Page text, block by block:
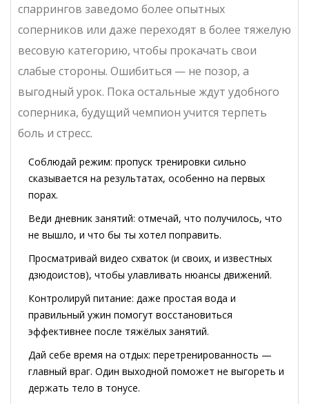
спаррингов заведомо более опытных
соперников или даже переходят в более тяжелую
весовую категорию, чтобы прокачать свои
слабые стороны. Ошибиться — не позор, а
выгодный урок. Пока остальные ждут удобного
соперника, будущий чемпион учится терпеть
боль и стресс.
Соблюдай режим: пропуск тренировки сильно
сказывается на результатах, особенно на первых
порах.
Веди дневник занятий: отмечай, что получилось, что
не вышло, и что бы ты хотел поправить.
Просматривай видео схваток (и своих, и известных
дзюдоистов), чтобы улавливать нюансы движений.
Контролируй питание: даже простая вода и
правильный ужин помогут восстановиться
эффективнее после тяжёлых занятий.
Дай себе время на отдых: перетренированность —
главный враг. Один выходной поможет не выгореть и
держать тело в тонусе.